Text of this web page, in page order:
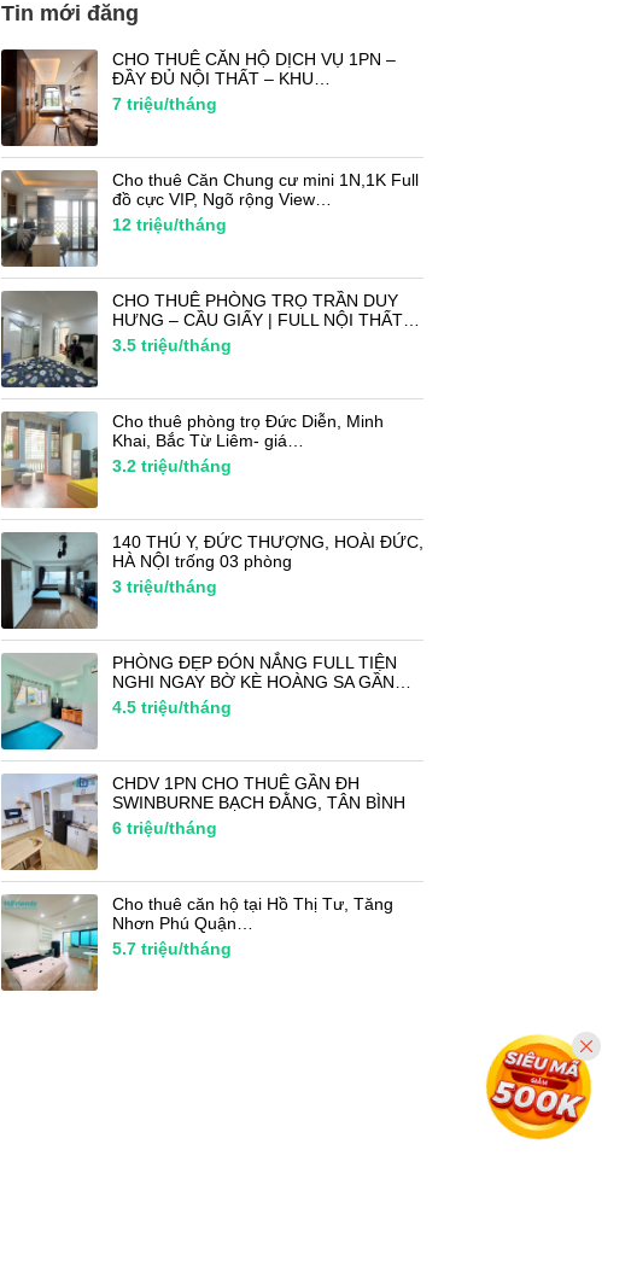
Tin mới đăng
CHO THUÊ CĂN HỘ DỊCH VỤ 1PN –
ĐẦY ĐỦ NỘI THẤT – KHU…
7 triệu/tháng
Cho thuê Căn Chung cư mini 1N,1K Full
đồ cực VIP, Ngõ rộng View…
12 triệu/tháng
CHO THUÊ PHÒNG TRỌ TRẦN DUY
HƯNG – CẦU GIẤY | FULL NỘI THẤT…
3.5 triệu/tháng
Cho thuê phòng trọ Đức Diễn, Minh
Khai, Bắc Từ Liêm- giá…
3.2 triệu/tháng
140 THÚ Y, ĐỨC THƯỢNG, HOÀI ĐỨC,
HÀ NỘI trống 03 phòng
3 triệu/tháng
PHÒNG ĐẸP ĐÓN NẮNG FULL TIỆN
NGHI NGAY BỜ KÈ HOÀNG SA GẦN…
4.5 triệu/tháng
CHDV 1PN CHO THUÊ GẦN ĐH
SWINBURNE BẠCH ĐẰNG, TÂN BÌNH
6 triệu/tháng
Cho thuê căn hộ tại Hồ Thị Tư, Tăng
Nhơn Phú Quận…
5.7 triệu/tháng